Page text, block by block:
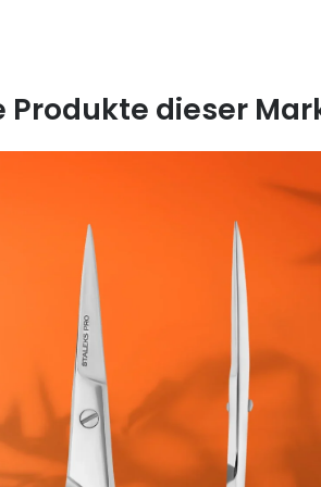
Produkte dieser